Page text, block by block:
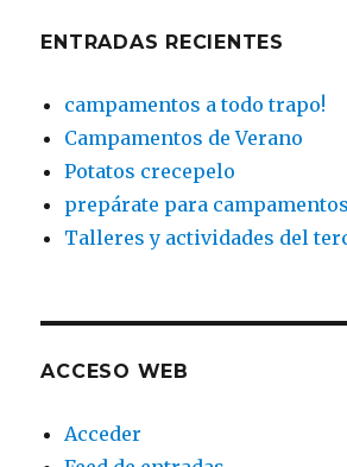
ENTRADAS RECIENTES
campamentos a todo trapo!
Campamentos de Verano
Potatos crecepelo
prepárate para
Talleres y actividades del
ACCESO WEB
Acceder